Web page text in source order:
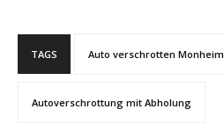
TAGS Auto verschrotten Monheim
Autoverschrottung mit Abholung